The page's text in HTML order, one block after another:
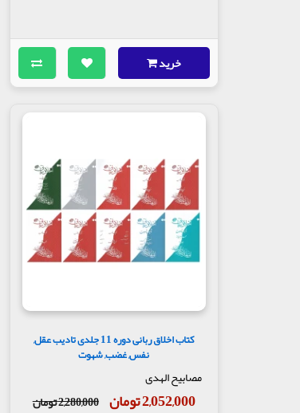
خرید
کتاب اخلاق ربانی دوره 11 جلدی تادیب عقل,
نفس, غضب, شهوت
مصابیح الهدی
2,052,000 تومان 2,280,000 تومان